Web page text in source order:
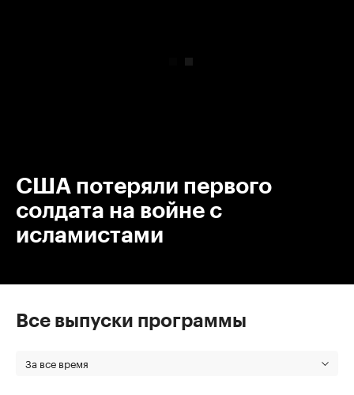
США потеряли первого
солдата на войне с
исламистами
Все выпуски программы
За все время